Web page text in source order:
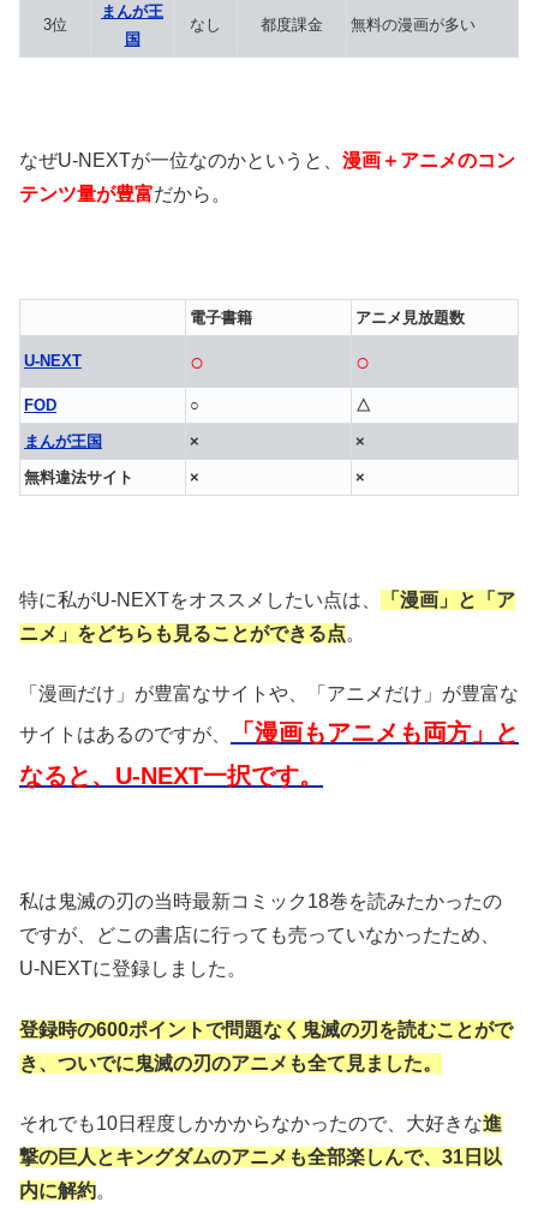
3位
まんが王
国
なし 都度課金 無料の漫画が多い
なぜU-NEXTが一位なのかというと、 漫画＋アニメのコン
テンツ量が豊富だから。
電子書籍 アニメ見放題数
U-NEXT ○ ○
FOD ○
△
まんが王国
×
×
無料違法サイト
× ×
特に私がU-NEXTをオススメしたい点は、
「漫画」と「ア
ニメ」をどちらも見ることができる点。
「漫画だけ」が豊富なサイトや、「アニメだけ」が豊富な
サイトはあるのですが、
「漫画もアニメも両方」と
なると、U-NEXT一択です。
私は鬼滅の刃の当時最新コミック18巻を読みたかったの
ですが、どこの書店に行っても売っていなかったため、
U-NEXTに登録しました。
登録時の600ポイントで問題なく鬼滅の刃を読むことがで
き、ついでに鬼滅の刃のアニメも全て見ました。
それでも10日程度しかかからなかったので、大好きな進
撃の巨人とキングダムのアニメも全部楽しんで、31日以
内に解約。